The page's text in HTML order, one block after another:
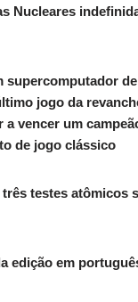
Nucleares
supercomputador
jogo da
vencer um
de jogo clássico
três testes atômicos
edição em